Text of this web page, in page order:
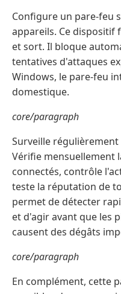
Configure un pare-feu
appareils. Ce dispositif
et sort. Il bloque
tentatives d'attaques
Windows, le pare-feu
domestique.
core/paragraph
Surveille
Vérifie mensuellement
connectés, contrôle
teste la réputation de
permet de détecter
et d'agir avant que les
causent des dégâts
core/paragraph
En complément, cette